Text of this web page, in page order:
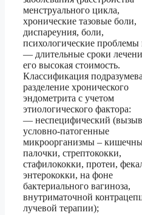
менструального цикла,
хронические тазовые боли,
диспареуния, боли,
психологические проблемы
— длительные сроки
его высокая стоимость.
Классификация
разделение хронического
эндометрита с учетом
этиологического фактора:
— неспецифический
условно-патогенные
микроорганизмы –
палочки, стрептококки,
стафилококки, протеи,
энтерококки, на фоне
бактериального вагиноза,
внутриматочной
лучевой терапии);